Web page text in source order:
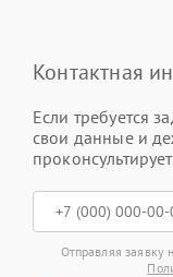
Контактная
Если требуется
свои данные и
Отправляя заявку